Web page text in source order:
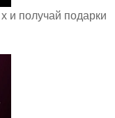
и получай подарки